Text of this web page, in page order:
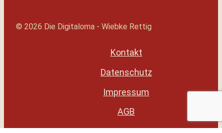
© 2026 Die Digitaloma - Wiebke Rettig
Kontakt
Datenschutz
Impressum
AGB